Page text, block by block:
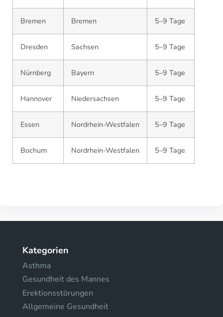
Bremen Bremen 5–9 Tage
Dresden Sachsen 5–9 Tage
Nürnberg Bayern 5–9 Tage
Hannover Niedersachsen 5–9 Tage
Essen Nordrhein-Westfalen 5–9 Tage
Bochum Nordrhein-Westfalen 5–9 Tage
Kategorien
Asthma
Gesundheit des Mannes
Erektionsstörungen
Allgemeine Gesundheit